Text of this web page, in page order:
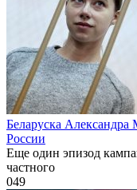
Беларуска
России
Еще один эпизод
частного
049